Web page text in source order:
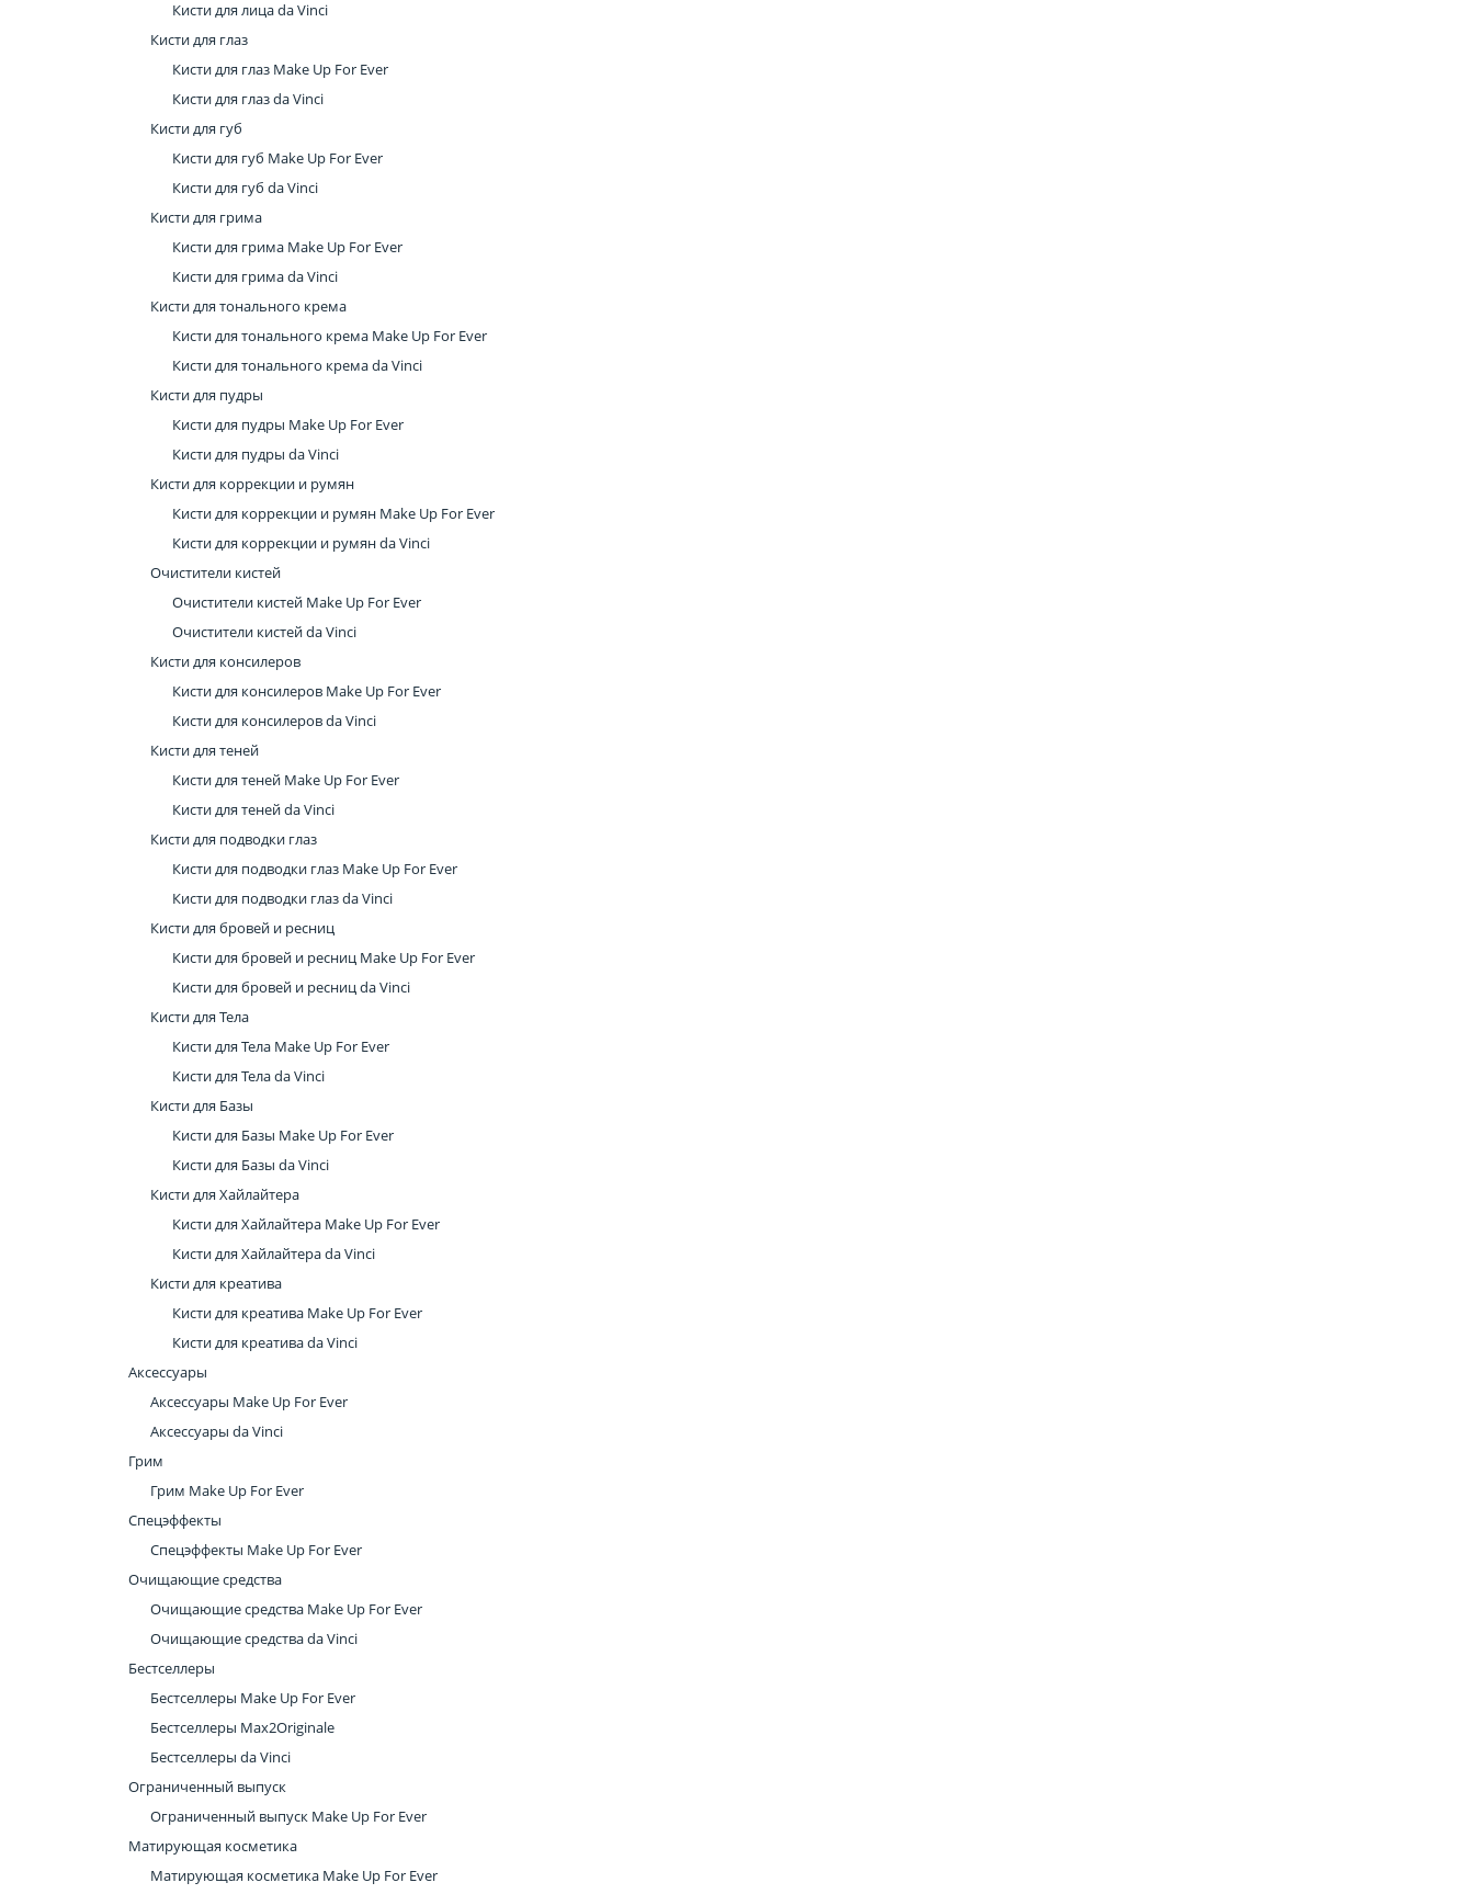
Кисти для лица da Vinci
Кисти для глаз
Кисти для глаз Make Up For Ever
Кисти для глаз da Vinci
Кисти для губ
Кисти для губ Make Up For Ever
Кисти для губ da Vinci
Кисти для грима
Кисти для грима Make Up For Ever
Кисти для грима da Vinci
Кисти для тонального крема
Кисти для тонального крема Make Up For Ever
Кисти для тонального крема da Vinci
Кисти для пудры
Кисти для пудры Make Up For Ever
Кисти для пудры da Vinci
Кисти для коррекции и румян
Кисти для коррекции и румян Make Up For Ever
Кисти для коррекции и румян da Vinci
Очистители кистей
Очистители кистей Make Up For Ever
Очистители кистей da Vinci
Кисти для консилеров
Кисти для консилеров Make Up For Ever
Кисти для консилеров da Vinci
Кисти для теней
Кисти для теней Make Up For Ever
Кисти для теней da Vinci
Кисти для подводки глаз
Кисти для подводки глаз Make Up For Ever
Кисти для подводки глаз da Vinci
Кисти для бровей и ресниц
Кисти для бровей и ресниц Make Up For Ever
Кисти для бровей и ресниц da Vinci
Кисти для Тела
Кисти для Тела Make Up For Ever
Кисти для Тела da Vinci
Кисти для Базы
Кисти для Базы Make Up For Ever
Кисти для Базы da Vinci
Кисти для Хайлайтера
Кисти для Хайлайтера Make Up For Ever
Кисти для Хайлайтера da Vinci
Кисти для креатива
Кисти для креатива Make Up For Ever
Кисти для креатива da Vinci
Аксессуары
Аксессуары Make Up For Ever
Аксессуары da Vinci
Грим
Грим Make Up For Ever
Спецэффекты
Спецэффекты Make Up For Ever
Очищающие средства
Очищающие средства Make Up For Ever
Очищающие средства da Vinci
Бестселлеры
Бестселлеры Make Up For Ever
Бестселлеры Max2Originale
Бестселлеры da Vinci
Ограниченный выпуск
Ограниченный выпуск Make Up For Ever
Матирующая косметика
Матирующая косметика Make Up For Ever